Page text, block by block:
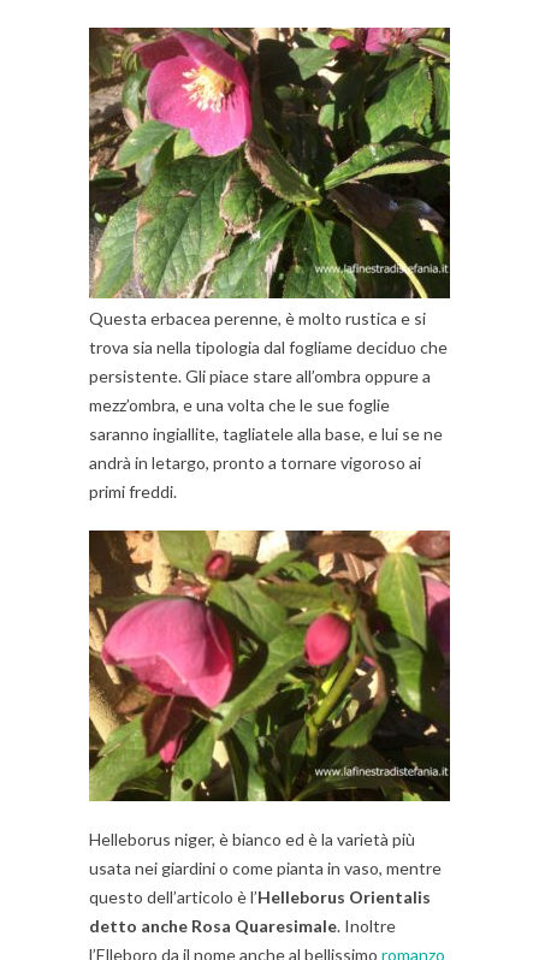
Questa erbacea perenne, è molto rustica e si
trova sia nella tipologia dal fogliame deciduo che
persistente. Gli piace stare all’ombra oppure a
mezz’ombra, e una volta che le sue foglie
saranno ingiallite, tagliatele alla base, e lui se ne
andrà in letargo, pronto a tornare vigoroso ai
primi freddi.
Helleborus niger, è bianco ed è la varietà più
usata nei giardini o come pianta in vaso, mentre
questo dell’articolo è l’Helleborus Orientalis
detto anche Rosa Quaresimale. Inoltre
l’Elleboro da il nome anche al bellissimo romanzo